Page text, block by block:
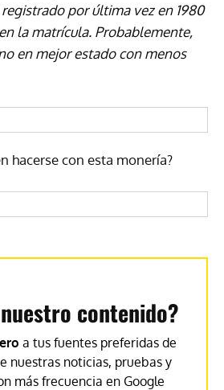
por última vez en 1980
la matrícula. Probablemente,
en mejor estado con menos
hacerse con esta monería?
contenido?
a tus fuentes preferidas de
nuestras noticias, pruebas y
más frecuencia en Google